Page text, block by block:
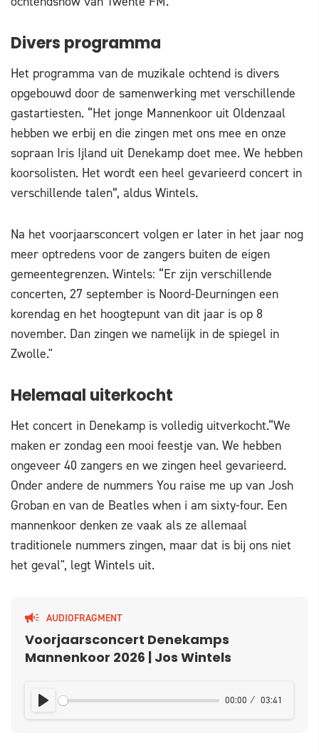
Divers programma
Het programma van de muzikale ochtend is divers
opgebouwd door de samenwerking met verschillende
gastartiesten. “Het jonge Mannenkoor uit Oldenzaal
hebben we erbij en die zingen met ons mee en onze
sopraan Iris Ijland uit Denekamp doet mee. We hebben
koorsolisten. Het wordt een heel gevarieerd concert in
verschillende talen”, aldus Wintels.
Na het voorjaarsconcert volgen er later in het jaar nog
meer optredens voor de zangers buiten de eigen
gemeentegrenzen. Wintels: “Er zijn verschillende
concerten, 27 september is Noord-Deurningen een
korendag en het hoogtepunt van dit jaar is op 8
november. Dan zingen we namelijk in de spiegel in
Zwolle."
Helemaal uiterkocht
Het concert in Denekamp is volledig uitverkocht.“We
maken er zondag een mooi feestje van. We hebben
ongeveer 40 zangers en we zingen heel gevarieerd.
Onder andere de nummers You raise me up van Josh
Groban en van de Beatles when i am sixty-four. Een
mannenkoor denken ze vaak als ze allemaal
traditionele nummers zingen, maar dat is bij ons niet
het geval", legt Wintels uit.
AUDIOFRAGMENT
Voorjaarsconcert Denekamps
Mannenkoor 2026 | Jos Wintels
PLAY 00:00 03:41